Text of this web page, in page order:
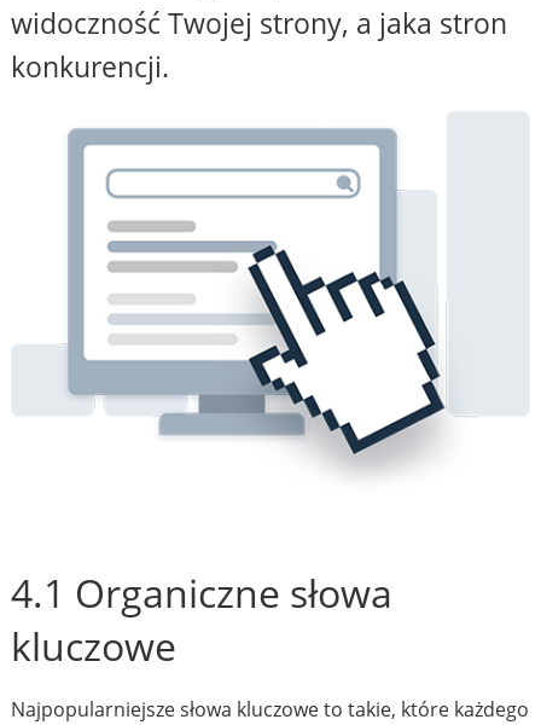
widoczność Twojej strony, a jaka stron
konkurencji.
4.1 Organiczne słowa
kluczowe
Najpopularniejsze słowa kluczowe to takie, które każdego